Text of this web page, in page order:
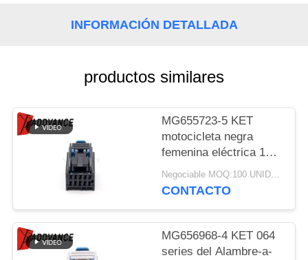
POLÍTICA
PRIVACIDAD
INFORMACIÓN DETALLADA
productos similares
MG655723-5 KET
motocicleta negra
femenina eléctrica 10
Pin Connector de 064
series
Negociable MOQ:100 UNIDADES
CONTACTO
MG656968-4 KET 064
series del Alambre-a-